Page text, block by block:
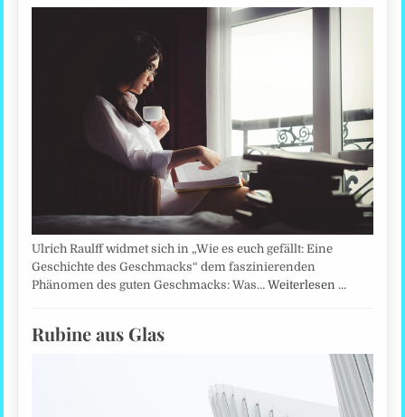
Ulrich Raulff widmet sich in „Wie es euch gefällt: Eine
Geschichte des Geschmacks“ dem faszinierenden
Phänomen des guten Geschmacks: Was…Weiterlesen …
Rubine aus Glas